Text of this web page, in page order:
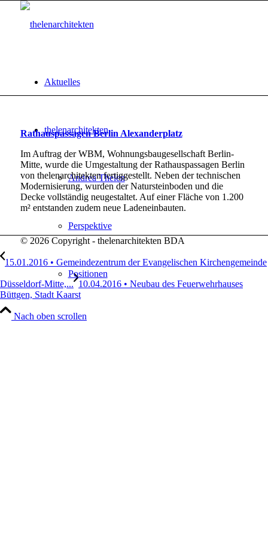
Aktuelles
thelenarchitekten
Andrea Thelen
Perspektive
Positionen
Leistungen
Rathauspassagen Berlin Alexanderplatz
Im Auftrag der WBM, Wohnungsbaugesellschaft Berlin-
Mitte, wurde die Umgestaltung der Rathauspassagen Berlin
von thelenarchitekten fertiggestellt. Neben der technischen
Modernisierung, wurden der Natursteinboden und die
Decke vollständig neugestaltet. Auf einer Fläche von 1.200
m² entstanden zudem neue Ladeneinbauten.
© 2026 Copyright - thelenarchitekten BDA
15.01.2016 • Gemeindezentrum der Evangelischen Kirchengemeinde
Düsseldorf-Mitte,... 10.04.2016 • Neubau des Feuerwehrhauses
Büttgen, Stadt Kaarst
Nach oben scrollen